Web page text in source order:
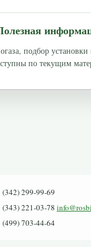
подбор
по текущим
(342) 299-99-69
(343) 221-03-78
(499) 703-44-64